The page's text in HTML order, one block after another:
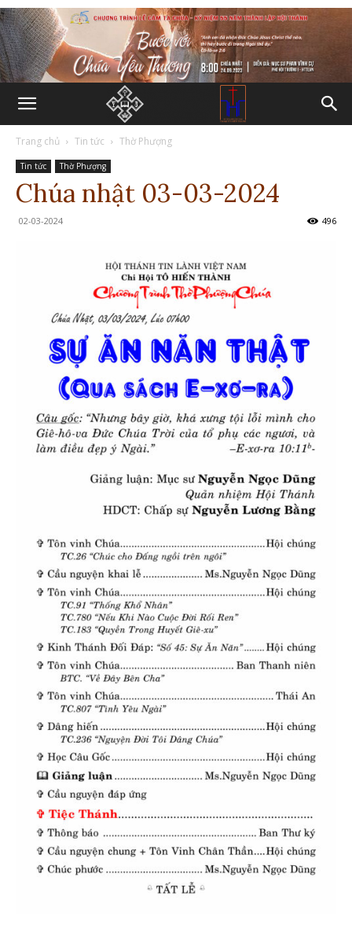
Trang chủ Tin tức Thờ Phượng
Tin tức Thờ Phượng
Chúa nhật 03-03-2024
02-03-2024 496